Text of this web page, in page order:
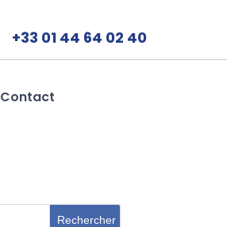
+33 01 44 64 02 40
Contact